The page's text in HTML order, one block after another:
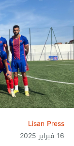
Lisan Press
16 فبراير 2025